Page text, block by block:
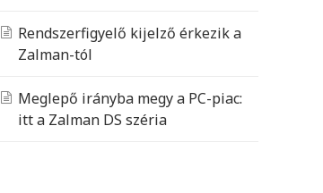
Rendszerfigyelő kijelző érkezik a
Zalman-tól
Meglepő irányba megy a PC-piac:
itt a Zalman DS széria